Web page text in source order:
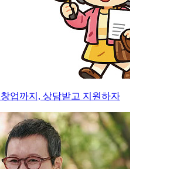
업까지, 상담받고 지원하자